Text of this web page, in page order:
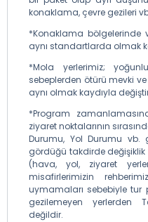
konaklama, çevre gezileri
*Konaklama bölgelerinde
aynı standartlarda olmak
*Mola yerlerimiz;
sebeplerden ötürü mevki
aynı olmak kaydıyla
*Program
ziyaret noktalarının
Durumu, Yol Durumu vb.
gördüğü takdirde
(hava, yol, ziyaret
misafirlerimizin
uymamaları sebebiyle tur
gezilemeyen yerlerden
değildir.